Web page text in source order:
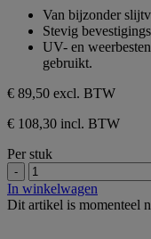
sterren.
Van bijzonder
Stevig
UV- en
gebruikt.
€ 89,50 excl. BTW
€ 108,30 incl. BTW
Per stuk
-
In winkelwagen
Dit artikel is momenteel